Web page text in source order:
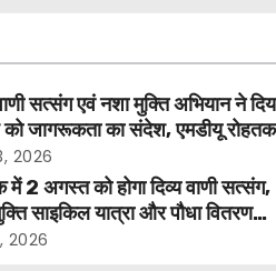
सत्संग एवं नशा मुक्ति अभियान ने
जागरूकता का संदेश, एमडीयू
ने लिया संकल्प
2026
में 2 अगस्त को होगा दिव्य वाणी सत्संग,
साइकिल यात्रा और पौधा वितरण
2026